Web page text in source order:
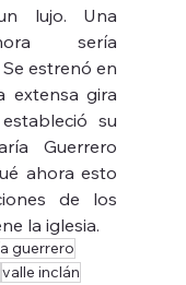
lujo. Una
sería
estrenó en
extensa gira
su
Guerrero
ahora esto
de los
la iglesia.
guerrero
valle inclán